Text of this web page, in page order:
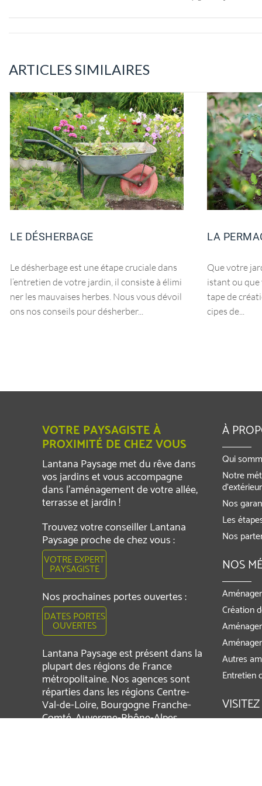
ARTICLES SIMILAIRES
LE DÉSHERBAGE
Le désherbage est une étape cruciale dans
l’entretien de votre jardin, il consiste à élimi
ner les mauvaises herbes. Nous vous dévoil
ons nos conseils pour désherber...
LA
Que votre
istant ou que
tape de
cipes de...
VOTRE PAYSAGISTE À
PROXIMITÉ DE CHEZ VOUS
Lantana Paysage met du rêve dans
vos jardins et vous accompagne
dans l’aménagement de votre allée,
terrasse et jardin !
Trouvez votre conseiller Lantana
Paysage proche de chez vous :
VOTRE EXPERT
PAYSAGISTE
Nos prochaines portes ouvertes :
DATES PORTES
OUVERTES
Lantana Paysage est présent dans la
plupart des régions de France
métropolitaine. Nos agences sont
réparties dans les régions Centre-
Val-de-Loire, Bourgogne Franche-
Comté, Auvergne-Rhône-Alpes,
À
Qui
Notre
Nos
Les
Nos
NOS
Création
Autres
Entretien